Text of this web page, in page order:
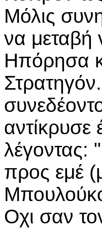
Μόλις
να μεταβή
Ηπόρησα
λέγοντας:
προς εμέ
Οχι σαν